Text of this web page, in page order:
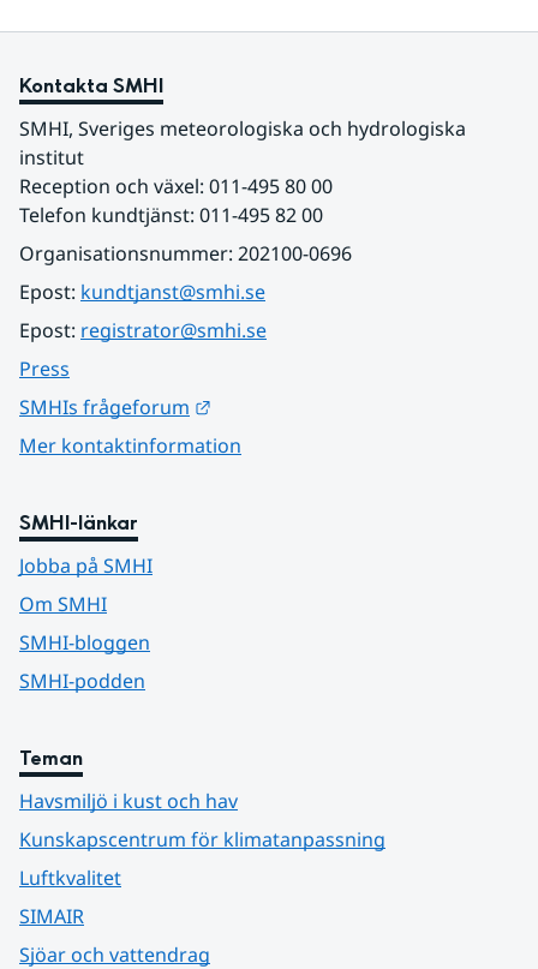
Kontakta SMHI
SMHI, Sveriges meteorologiska och hydrologiska
institut
Reception och växel: 011-495 80 00
Telefon kundtjänst: 011-495 82 00
Organisationsnummer: 202100-0696
Epost: kundtjanst@smhi.se
Epost: registrator@smhi.se
Press
SMHIs frågeforum
Mer kontaktinformation
SMHI-länkar
Jobba på SMHI
Om SMHI
SMHI-bloggen
SMHI-podden
Teman
Havsmiljö i kust och hav
Kunskapscentrum för klimatanpassning
Luftkvalitet
SIMAIR
Sjöar och vattendrag